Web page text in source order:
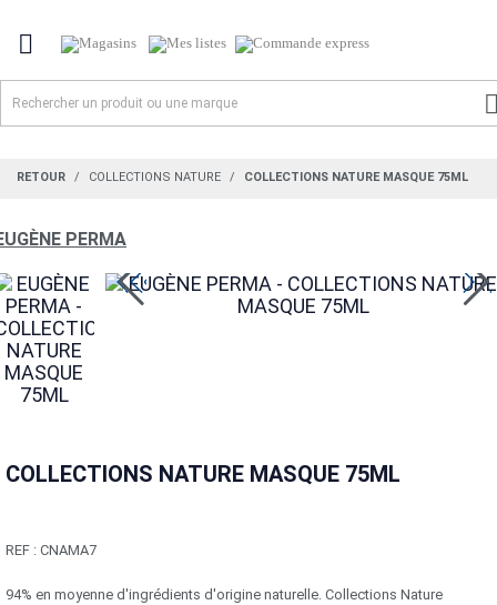

RETOUR COLLECTIONS NATURE COLLECTIONS NATURE MASQUE 75ML
PERMA
COLLECTIONS NATURE MASQUE 75ML
REF : CNAMA7
94% en moyenne d'ingrédients d'origine naturelle. Collections Nature